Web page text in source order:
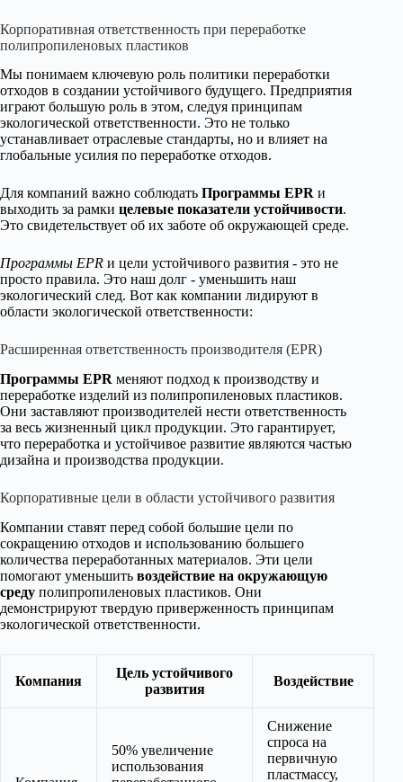
Корпоративная ответственность при переработке
полипропиленовых пластиков
Мы понимаем ключевую роль политики переработки
отходов в создании устойчивого будущего. Предприятия
играют большую роль в этом, следуя принципам
экологической ответственности. Это не только
устанавливает отраслевые стандарты, но и влияет на
глобальные усилия по переработке отходов.
Для компаний важно соблюдать Программы EPR и
выходить за рамки целевые показатели устойчивости.
Это свидетельствует об их заботе об окружающей среде.
Программы EPR и цели устойчивого развития - это не
просто правила. Это наш долг - уменьшить наш
экологический след. Вот как компании лидируют в
области экологической ответственности:
Расширенная ответственность производителя (EPR)
Программы EPR меняют подход к производству и
переработке изделий из полипропиленовых пластиков.
Они заставляют производителей нести ответственность
за весь жизненный цикл продукции. Это гарантирует,
что переработка и устойчивое развитие являются частью
дизайна и производства продукции.
Корпоративные цели в области устойчивого развития
Компании ставят перед собой большие цели по
сокращению отходов и использованию большего
количества переработанных материалов. Эти цели
помогают уменьшить воздействие на окружающую
среду полипропиленовых пластиков. Они
демонстрируют твердую приверженность принципам
экологической ответственности.
Компания
Цель устойчивого
развития
Воздействие
50% увеличение
использования
Снижение
спроса на
первичную
пластмассу,